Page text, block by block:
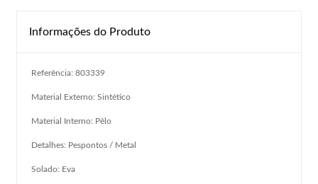
Informações do Produto
Referência: 803339
Material Externo: Sintético
Material Interno: Pêlo
Detalhes: Pespontos / Metal
Solado: Eva